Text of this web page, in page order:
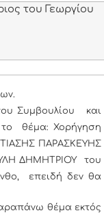
του Γεωργίου
Συμβουλίου και
θέμα: Χορήγηση
ΠΑΡΑΣΚΕΥΗΣ
ΔΗΜΗΤΡΙΟΥ του
επειδή δεν θα
θέμα εκτός